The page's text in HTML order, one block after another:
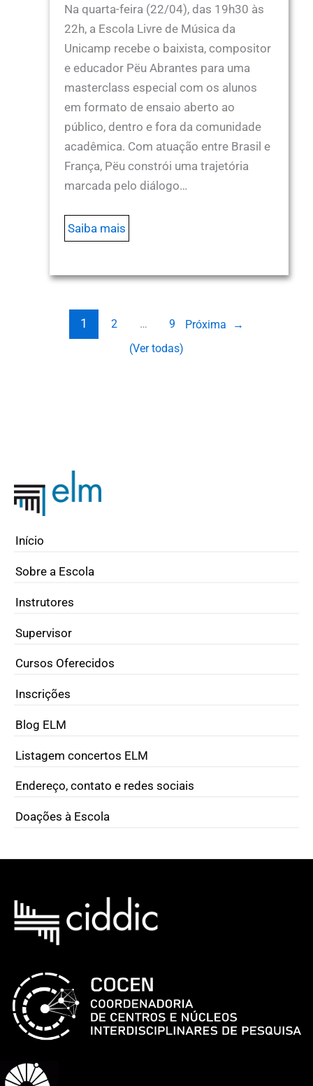
Início
Sobre a Escola
Instrutores
Supervisor
Cursos Oferecidos
Inscrições
Blog ELM
Listagem concertos ELM
Endereço, contato e redes sociais
Doações à Escola
Na quarta-feira (22/04), das 19h30 às
22h, a Escola Livre de Música da
Unicamp recebe o baixista, compositor
e educador Pëu Abrantes para uma
masterclass especial com os alunos
em formato de ensaio aberto ao
público, dentro e fora da comunidade
acadêmica. Com atuação entre Brasil e
França, Pëu constrói uma trajetória
marcada pelo diálogo…
Saiba mais
1 2 … 9 Próxima
→
(Ver todas)